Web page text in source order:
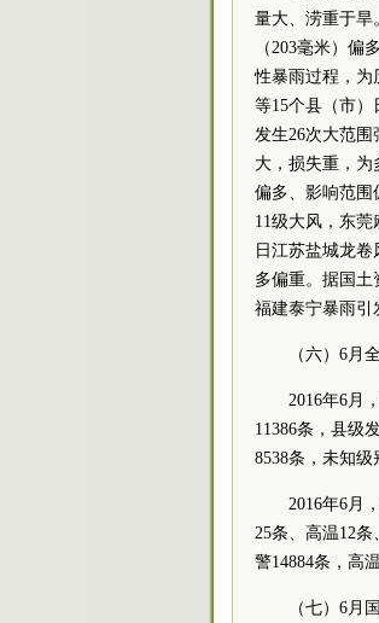
量大、涝重于旱
（203毫米）偏
性暴雨过程，为
等15个县（市
发生26次大范
大，损失重，为
偏多、影响范围
11级大风，东
日江苏盐城龙
多偏重。据国土
福建泰宁暴雨引
（六）6月
2016年6月
11386条，县级
8538条，未知级
2016年6月
25条、高温12
警14884条，高
（七）6月